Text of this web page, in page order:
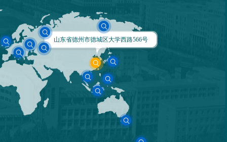
山东省德州市德城区大学西路566号